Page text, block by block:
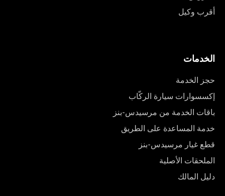
أقرب وكيل
الخدمات
حجز الخدمة
إكسسوارات سيارة الركّاب
باقات الخدمة من مرسيدس-بنز
خدمة المساعدة على الطريق
قطع غيار مرسيدس-بنز
الملحقات الأصلية
دليل المالك